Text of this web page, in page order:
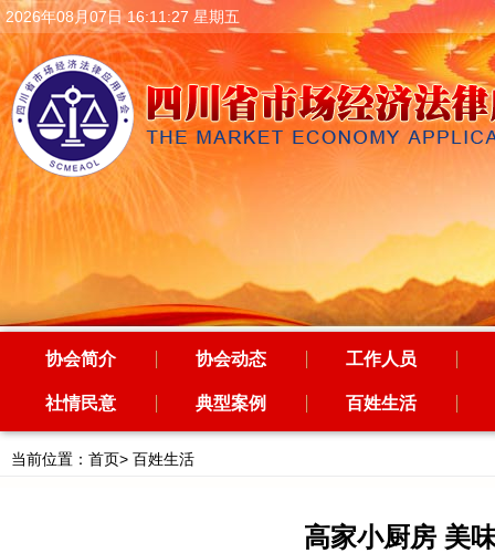
2026年08月07日 16:11:28 星期五
协会简介 协会动态 工作人员
社情民意 典型案例 百姓生活
当前位置： 首页> 百姓生活
高家小厨房 美